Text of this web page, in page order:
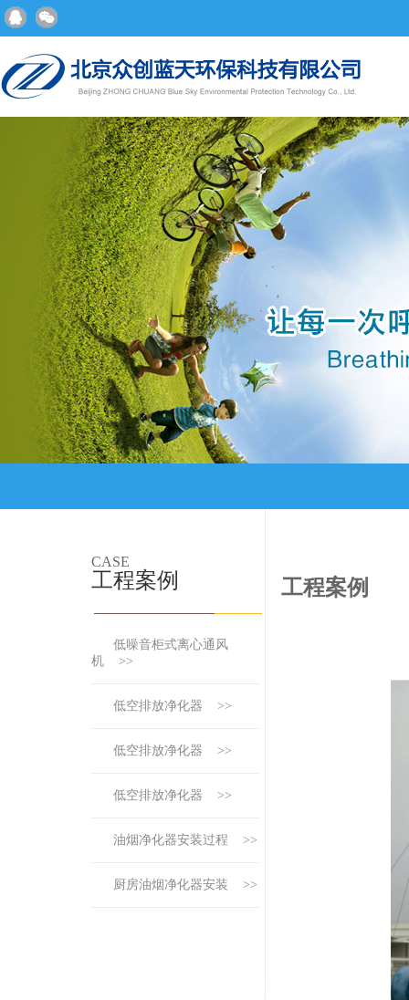
CASE
工程案例
低噪音柜式离心通风
机 >>
低空排放净化器 >>
低空排放净化器 >>
低空排放净化器 >>
油烟净化器安装过程 >>
厨房油烟净化器安装 >>
工程案例